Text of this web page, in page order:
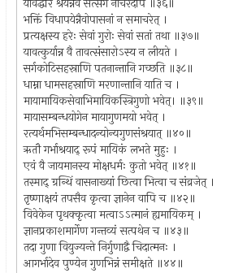
भक्तिं विधापयेन्नैवोपासनां न समाचरेत् ।
प्रत्यक्षस्य हरेः सेवां गुरोः सेवां सतां तथा ॥३७॥
यावत्कुर्यान्न वै तावत्संसारोऽस्य न लीयते ।
सर्गकोटिसहस्राणि पतनान्तानि गच्छति ॥३८॥
धाम्ना धामसहस्राणि मरणान्तानि याति च ।
मायामायिकसेवाभिमायिकस्त्रिगुणो भवेत्। ॥३९॥
मायासम्बन्धयोगेन मायागुणमयो भवेत् ।
रत्यर्थमभिसम्बन्धादन्योन्यगुणसंश्रयात् ॥४०॥
ऋतौ गर्भाश्रयाद् रूपं मायिकं लभते मुहुः ।
एवं वै जायमानस्य मोक्षधर्मः कुतो भवेत् ॥४१॥
तस्माद् ग्रन्थिं वासनाख्यां छित्वा भित्वा च संव्रजेत् ।
तृष्णाक्षयं तपसैव कृत्वा ज्ञानेन वापि च ॥४२॥
विवेकेन पृथक्कृत्वा मत्वाऽऽत्मानं ह्यमायिकम् ।
ज्ञानप्रकाशमार्गेण गन्तव्यं सत्पथेन च ॥४३॥
तदा गुणा वियुज्यन्ते निर्गुणाद्वै चिदात्मनः ।
आगर्भादेव पुण्येन गुणभिन्नं समीक्षते ॥४४॥